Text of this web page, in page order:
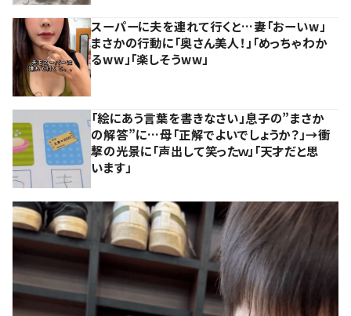
スーパーに夫を連れて行くと…妻「おーいw」
まさかの行動に「奥さん美人！」「めっちゃわか
るww」「楽しそうww」
「絵にあう言葉を書きなさい」息子の”まさか
の解答”に…母「正解でよいでしょうか？」→衝
撃の光景に「声出して笑ったｗ」「天才だと思
います」